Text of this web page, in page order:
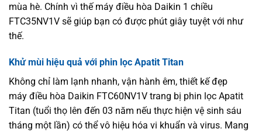
mùa hè. Chính vì thế máy điều hòa Daikin 1 chiều
FTC35NV1V sẽ giúp bạn có được phút giây tuyệt với như
thế.
Khử mùi hiệu quả với phin lọc Apatit Titan
Không chỉ làm lạnh nhanh, vận hành êm, thiết kế đẹp
máy điều hòa Daikin FTC60NV1V trang bị phin lọc Apatit
Titan (tuổi thọ lên đến 03 năm nếu thực hiện vệ sinh sáu
tháng một lần) có thể vô hiệu hóa vi khuẩn và virus. Mang